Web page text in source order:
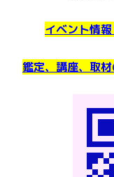
イベント情
鑑定、講座、取